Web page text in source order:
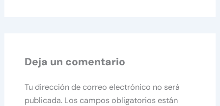
Deja un comentario
Tu dirección de correo electrónico no será
publicada. Los campos obligatorios están